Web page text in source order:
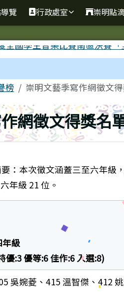
民小學
覽 行政處室 崇明點滴
榜 崇明文藝季寫作網徵文
網徵文得獎名
：本次徵文涵蓋三至六年級
年級 21 位。
年級
優:3 優等:6 佳作:6 入選:8)
吳婉菱、415 溫智傑、412